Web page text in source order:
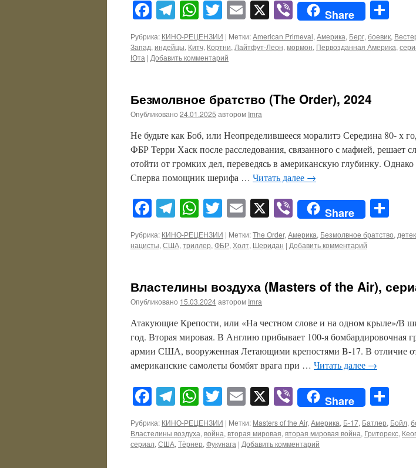
Facebook
Telegram
WhatsApp
Twitter
Email
X ViberShare
Рубрика: КИНО-РЕЦЕНЗИИ | Метки:American Primeval, Америка, Берг, боевик,
Запад, индейцы, Китч, Кортни, Лайтфут-Леон, мормон, Первозданная Америка,
Юта | Добавить комментарий
Безмолвное братство (The Order), 2024
Опубликовано 24.01.2025 автором Imra
Не будьте как Боб, или Неопределившееся моралитэ Середина 80- х
ФБР Терри Хаск после расследования, связанного с мафией, решает
отойти от громких дел, переведясь в американскую глубинку.
Сперва помощник шерифа … Читать далее →
Facebook
Telegram
WhatsApp
Twitter
Email
X ViberShare
Рубрика: КИНО-РЕЦЕНЗИИ | Метки:The Order,Америка, Безмолвное братство,
нацисты,США,триллер,ФБР,Холт, Шеридан | Добавить комментарий
Властелины воздуха (Masters of the Air),
Опубликовано 15.03.2024автором Imra
Атакующие Крепости, или «На честном слове и на одном крыле»/В
год. Вторая мировая. В Англию прибывает 100-я бомбардировочная
армии США, вооруженная Летающими крепостями B-17. В отличие
американские самолеты бомбят врага при … Читать далее →
Facebook
Telegram
WhatsApp
Twitter
Email
X ViberShare
Рубрика: КИНО-РЕЦЕНЗИИ | Метки: Masters of the Air, Америка, Б-17, Батлер, Бойл,
Властелины воздуха, война, вторая мировая, вторая мировая война, Гриторекс,
сериал, США, Тёрнер, Фукунага | Добавить комментарий